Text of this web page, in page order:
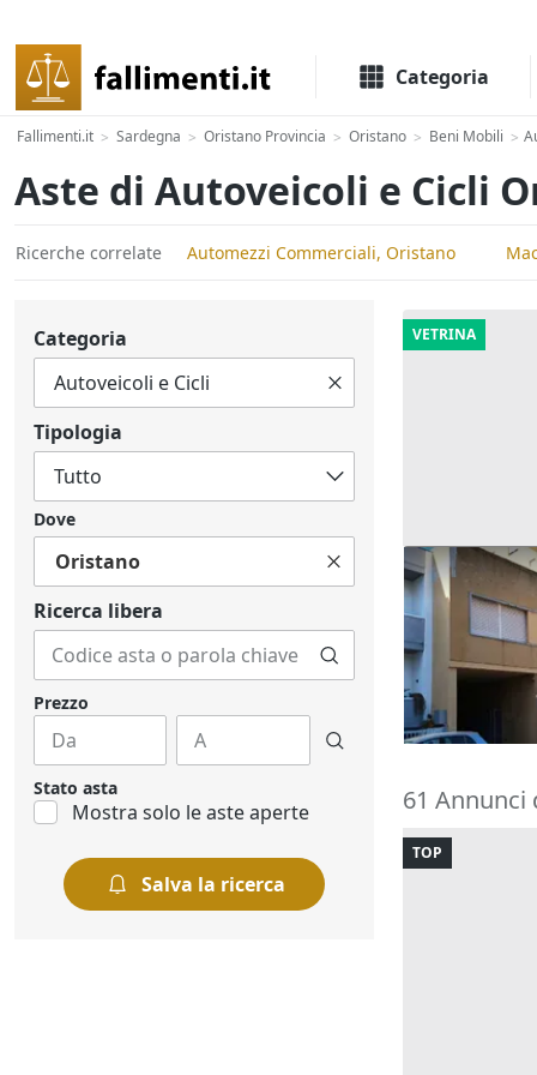
Categoria
Fallimenti.it > Sardegna > Oristano Provincia > Oristano > Beni Mobili >
Aste di Autoveicoli e Cicli
Ricerche correlate Automezzi Commerciali, Oristano
Categoria
Tipologia
Dove
Oristano
Ricerca libera
Prezzo
Stato asta
Mostra solo le aste aperte
Salva la ricerca
VETRINA
Asta Uffici
complesso
Oristano
645.600 €
61 Annunci
TOP